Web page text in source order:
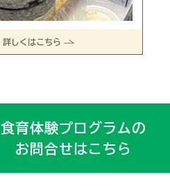
詳しくはこちら
食育体験プログラムの
お問合せはこちら